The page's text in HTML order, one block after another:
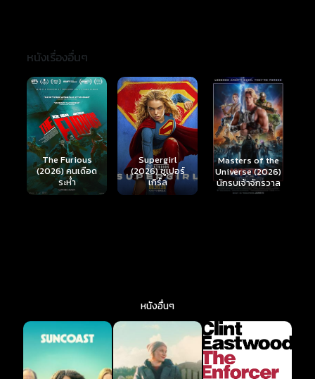
หนังเรื่องอื่นๆ
The Furious
(2026) คนเดือด
ระห่ำ
Supergirl
(2026) ซูเปอร์
เกิร์ล
Masters of the
Universe (2026)
นักรบเจ้าจักรวาล
หนังอื่นๆ